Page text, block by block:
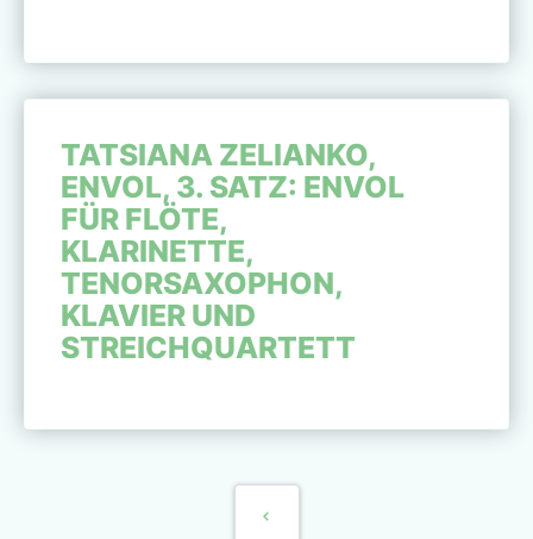
TATSIANA ZELIANKO,
ENVOL, 3. SATZ: ENVOL
FÜR FLÖTE,
KLARINETTE,
TENORSAXOPHON,
KLAVIER UND
STREICHQUARTETT
BEITRAGSNAVIGATION